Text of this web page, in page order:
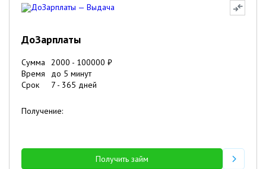
ДоЗарплаты
Сумма 2000 - 100000 ₽
Время
до 5 минут
Срок
7 - 365 дней
Получение:
Получить займ